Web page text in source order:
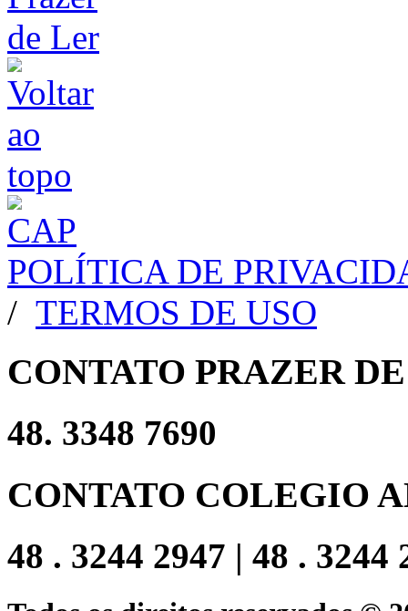
POLÍTICA DE
/ TERMOS DE USO
CONTATO PRAZER
48. 3348 7690
CONTATO COLEGIO
48 . 3244 2947 | 48 . 3244